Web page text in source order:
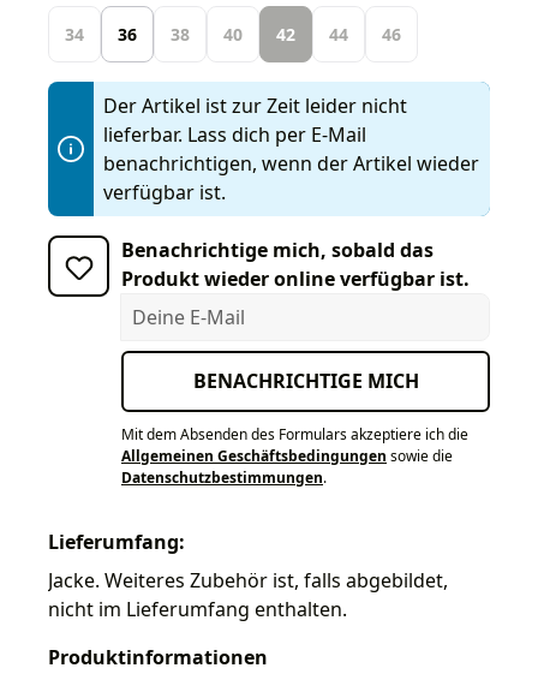
34 36 38 40 42 44 46
Der Artikel ist zur Zeit leider nicht
lieferbar. Lass dich per E-Mail
benachrichtigen, wenn der Artikel wieder
verfügbar ist.
Benachrichtige mich, sobald das
Produkt wieder online verfügbar ist.
Deine E-Mail
BENACHRICHTIGE MICH
Mit dem Absenden des Formulars akzeptiere ich die
Allgemeinen Geschäftsbedingungen sowie die
Datenschutzbestimmungen.
Lieferumfang:
Jacke. Weiteres Zubehör ist, falls abgebildet,
nicht im Lieferumfang enthalten.
Produktinformationen